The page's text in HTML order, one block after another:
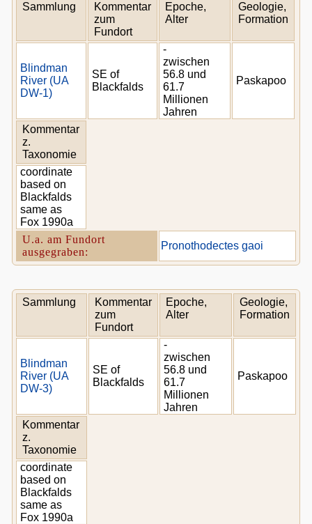
Sammlung
Kommentar
zum
Fundort
Epoche,
Alter
Geologie,
Formation
Blindman
River (UA
DW-1)
SE of
Blackfalds
-
zwischen
56.8 und
61.7
Millionen
Jahren
Paskapoo
Kommentar
z.
Taxonomie
coordinate
based on
Blackfalds
same as
Fox 1990a
U.a. am Fundort
ausgegraben:
Pronothodectes gaoi
Sammlung
Kommentar
zum
Fundort
Epoche,
Alter
Geologie,
Formation
Blindman
River (UA
DW-3)
SE of
Blackfalds
-
zwischen
56.8 und
61.7
Millionen
Jahren
Paskapoo
Kommentar
z.
Taxonomie
coordinate
based on
Blackfalds
same as
Fox 1990a